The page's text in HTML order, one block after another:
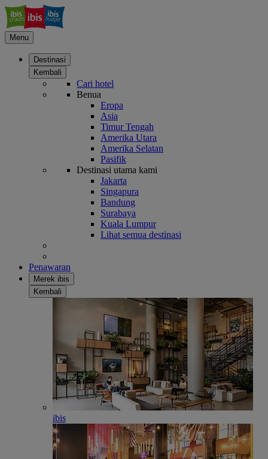
Menu
Destinasi
Kembali
Cari hotel
Benua
Eropa
Asia
Timur Tengah
Amerika Utara
Amerika Selatan
Pasifik
Destinasi utama kami
Jakarta
Singapura
Bandung
Surabaya
Kuala Lumpur
Lihat semua destinasi
Penawaran
Merek ibis
Kembali
ibis